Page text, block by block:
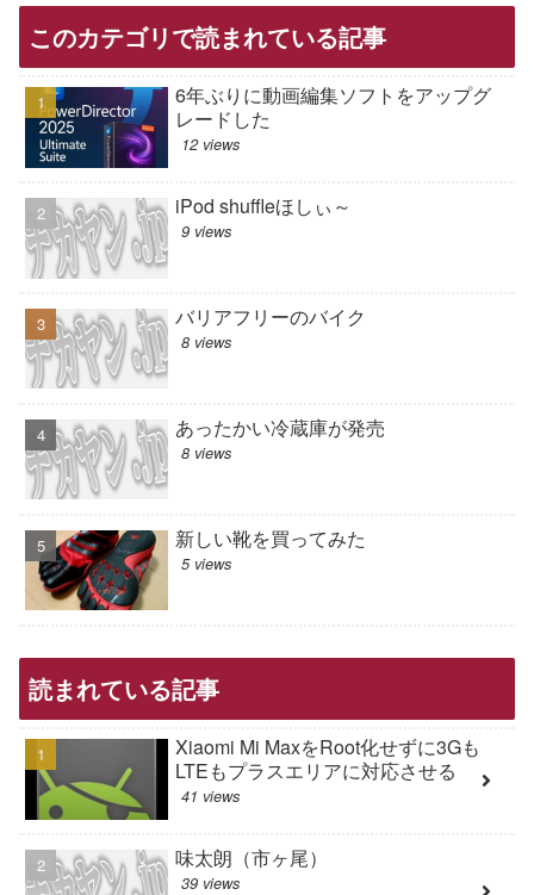
このカテゴリで読まれている記事
6年ぶりに動画編集ソフトをアップグ
レードした
12 views
iPod shuffleほしぃ～
9 views
バリアフリーのバイク
8 views
あったかい冷蔵庫が発売
8 views
新しい靴を買ってみた
5 views
読まれている記事
Xiaomi Mi MaxをRoot化せずに3Gも
LTEもプラスエリアに対応させる
41 views
味太朗（市ヶ尾）
39 views